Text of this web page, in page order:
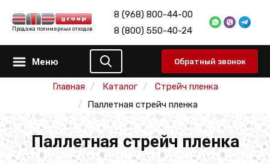
Продажа полимерных отходов
8 (968) 800-44-00
8 (800) 550-40-24
Меню Обратный звонок
Главная Каталог
Стрейч пленка
Паллетная стрейч пленка
Паллетная стрейч пленка